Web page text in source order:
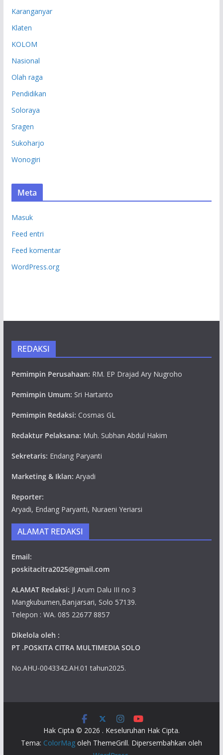
Karanganyar
Klaten
KOLOM
Nasional
Olah raga
Pendidikan
Soloraya
Sragen
Sukoharjo
Wonogiri
Meta
Masuk
Feed entri
Feed komentar
WordPress.org
REDAKSI
Pemimpin Perusahaan: RM. EP Drajad Ary Nugroho
Pemimpin Umum: Sri Hartanto
Pemimpin Redaksi: Cosmas GL
Redaktur Pelaksana: Muh. Subhan Abdul Hakim
Sekretaris: Endang Paryanti
Marketing & Iklan: Aryadi
Reporter:
Aryadi, Endang Paryanti, Nuraeni Yeriarsi
ALAMAT REDAKSI
Email:
poskitacitra2025@gmail.com
ALAMAT Redaksi: Jl Arum Dalu III no 3
Mangkubumen,Banjarsari, Solo 57139.
Telepon : WA. 085 22677 8857
Dikelola oleh :
PT .POSKITA CITRA MULTIMEDIA SOLO
No.AHU-0043342.AH.01 tahun2025.
Hak Cipta © 2026 . Keseluruhan Hak Cipta.
Tema: ColorMagoleh ThemeGrill. Dipersembahkan oleh